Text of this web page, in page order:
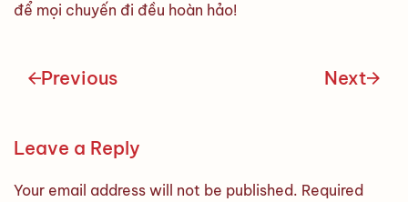
để mọi chuyến đi đều hoàn hảo!
Previous Next
Leave a Reply
Your email address will not be published. Required